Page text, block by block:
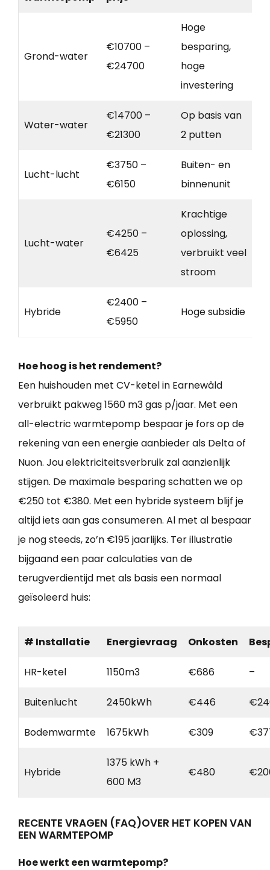
Grond-water
€10700 –
€24700
Hoge
besparing,
hoge
investering
Water-water
€14700 –
€21300
Op basis van
2 putten
Lucht-lucht
€3750 –
€6150
Buiten- en
binnenunit
Lucht-water
€4250 –
€6425
Krachtige
oplossing,
verbruikt veel
stroom
Hybride
€2400 –
€5950
Hoge subsidie
Hoe hoog is het rendement?
Een huishouden met CV-ketel in Earnewâld
verbruikt pakweg 1560 m3 gas p/jaar. Met een
all-electric warmtepomp bespaar je fors op de
rekening van een energie aanbieder als Delta of
Nuon. Jou elektriciteitsverbruik zal aanzienlijk
stijgen. De maximale besparing schatten we op
€250 tot €380. Met een hybride systeem blijf je
altijd iets aan gas consumeren. Al met al bespaar
je nog steeds, zo’n €195 jaarlijks. Ter illustratie
bijgaand een paar calculaties van de
terugverdientijd met als basis een normaal
geïsoleerd huis:
# Installatie Energievraag Onkosten
HR-ketel 1150m3 €686 –
Buitenlucht 2450kWh €446
Bodemwarmte 1675kWh €309
Hybride
1375 kWh +
600 M3
€480
RECENTE VRAGEN (FAQ)OVER HET KOPEN VAN
EEN WARMTEPOMP
Hoe werkt een warmtepomp?